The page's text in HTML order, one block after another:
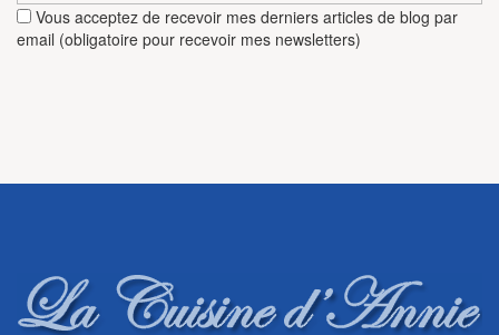
Vous acceptez de recevoir mes derniers articles de blog par
email (obligatoire pour recevoir mes newsletters)